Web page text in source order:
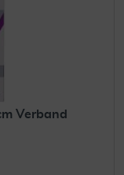
Verband